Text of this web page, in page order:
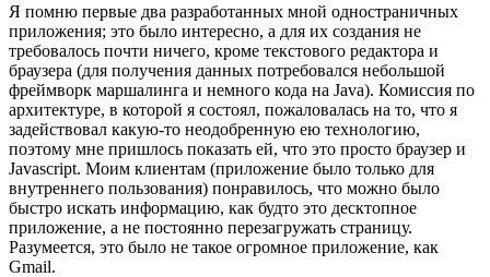
Я помню первые два разработанных мной одностраничных
приложения; это было интересно, а для их создания не
требовалось почти ничего, кроме текстового редактора и
браузера (для получения данных потребовался небольшой
фреймворк маршалинга и немного кода на Java). Комиссия по
архитектуре, в которой я состоял, пожаловалась на то, что я
задействовал какую-то неодобренную ею технологию,
поэтому мне пришлось показать ей, что это просто браузер и
Javascript. Моим клиентам (приложение было только для
внутреннего пользования) понравилось, что можно было
быстро искать информацию, как будто это десктопное
приложение, а не постоянно перезагружать страницу.
Разумеется, это было не такое огромное приложение, как
Gmail.